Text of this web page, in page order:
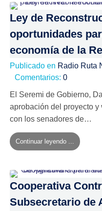
Ley de
oportunidades
economía de la
Publicado en Radio Ruta
Comentarios: 0
El Seremi de Gobierno,
aprobación del proyecto
con los senadores de…
Continuar leyendo ...
Cooperativa
Subsecretario de